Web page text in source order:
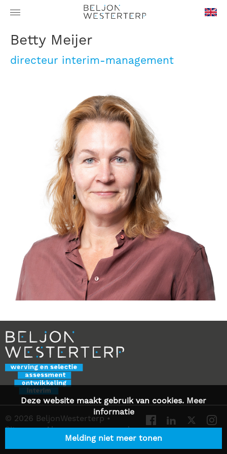
Deze website maakt gebruik van cookies. Meer
informatie
Melding niet meer tonen
Betty Meijer
directeur interim-management
© 2026 BeljonWesterterp •
Sitemap• Algemene voorwaarden
Privacy Statement• Contact